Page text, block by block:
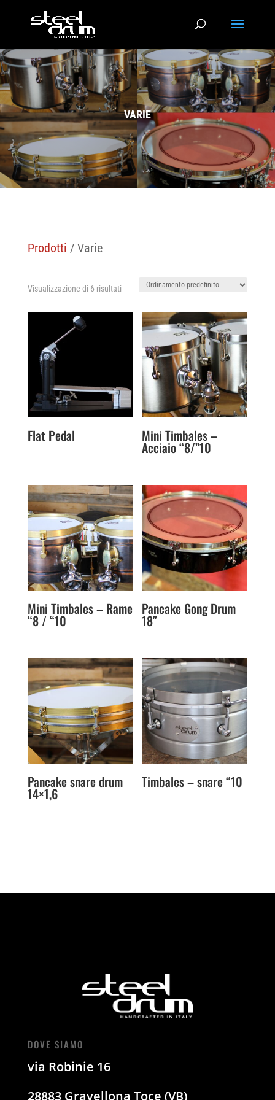
VARIE
Prodotti / Varie
Visualizzazione di 6 risultati
Flat Pedal Mini Timbales –
Acciaio “8/”10
Mini Timbales – Rame
“8 / “10
Pancake Gong Drum
18″
Pancake snare drum
14×1,6
Timbales – snare “10
DOVE SIAMO
via Robinie 16
28883 Gravellona Toce (VB)